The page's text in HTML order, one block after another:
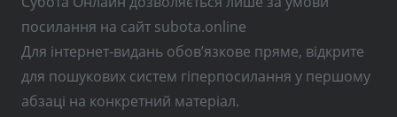
посилання на сайт subota.online
Для інтернет-видань обов’язкове пряме, відкрите
для пошукових систем гіперпосилання у першому
абзаці на конкретний матеріал.